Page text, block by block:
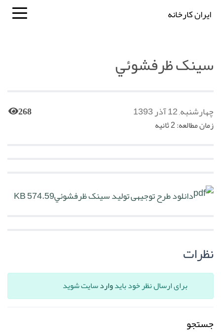
ایران کارخانه
سينک ظرفشوئي
چهارشنبه, 12 آذر 1393 268
زمان مطالعه: 2 ثانیه
دانلود طرح توجیهی تولید سينک ظرفشوئي574.59 KB
نظرات
برای ارسال نظر خود بایدواردسایت شوید
جستجو